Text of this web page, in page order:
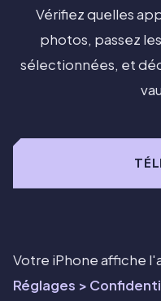
Vérifiez quelles
photos, passez
sélectionnées, et
Votre iPhone affiche
Réglages >